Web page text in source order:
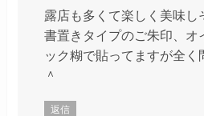
露店も多くて楽しく美味し
書置きタイプのご朱印、オ
ック糊で貼ってますが全く
＾
返信